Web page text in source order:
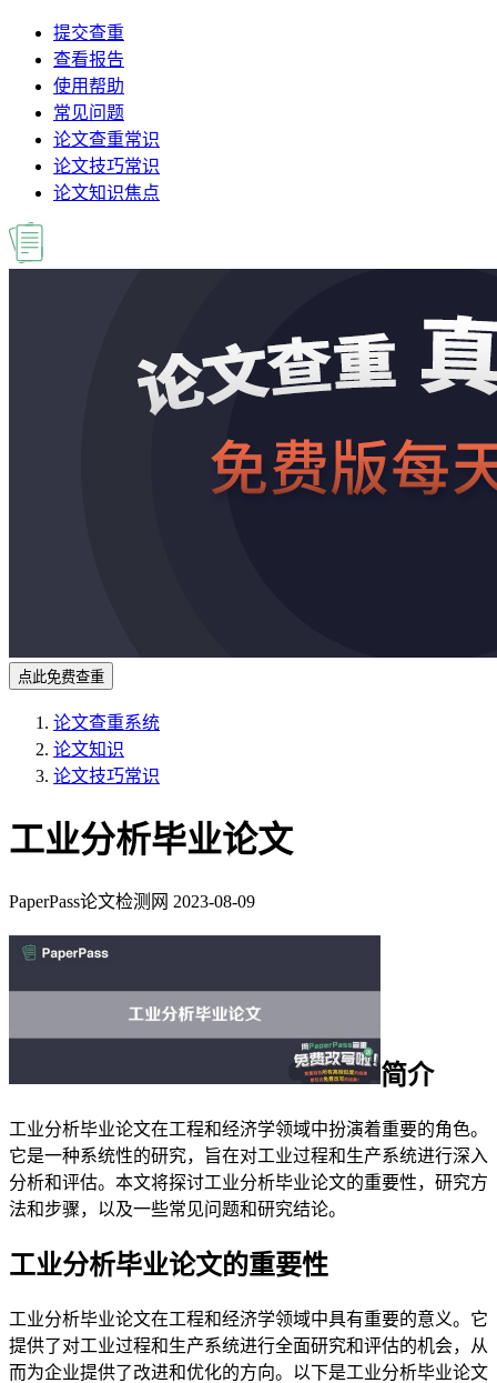
提交查重
查看报告
使用帮助
常见问题
论文查重常识
论文技巧常识
论文知识焦点
点此免费查重
论文查重系统
论文知识
论文技巧常识
工业分析毕业论文
PaperPass论文检测网 2023-08-09
简介
工业分析毕业论文在工程和经济学领域中扮演着重要的角色。
它是一种系统性的研究，旨在对工业过程和生产系统进行深入
分析和评估。本文将探讨工业分析毕业论文的重要性，研究方
法和步骤，以及一些常见问题和研究结论。
工业分析毕业论文的重要性
工业分析毕业论文在工程和经济学领域中具有重要的意义。它
提供了对工业过程和生产系统进行全面研究和评估的机会，从
而为企业提供了改进和优化的方向。以下是工业分析毕业论文